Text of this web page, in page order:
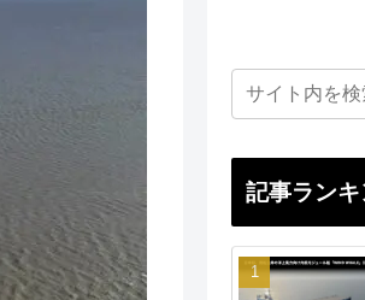
記事ランキ